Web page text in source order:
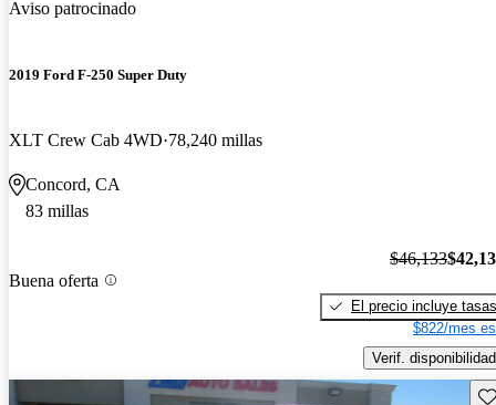
Aviso patrocinado
2019 Ford F-250 Super Duty
XLT Crew Cab 4WD 78,240 millas
Concord, CA
83 millas
Buena oferta
$46,133
El precio incluye tasas
$822/mes
Verif. disponibilidad